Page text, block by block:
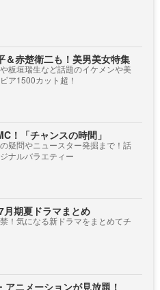
＆赤楚衛二も！美男美女特集
板垣瑞生など話題のイケメンや美
ア1500カット超！
！「チャンスの時間」
疑問やニュースター発掘まで！話
ナルバラエティー
月期夏ドラマまとめ
！気になる新ドラマをまとめてチ
アニメーションが見放題！